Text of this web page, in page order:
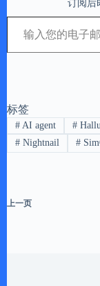
订阅后
输入您的电子邮件…
标签
#AI agent #
#Nightnail #
上一页